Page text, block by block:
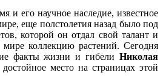
и его научное наследие, известное
еще полстолетия назад было под
которой он отдал свой талант и
коллекцию растений. Сегодня
факты жизни и гибели Николая
место на страницах этой